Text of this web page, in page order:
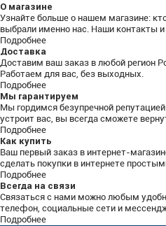
О магазине
Узнайте больше о нашем магазине:
выбрали именно нас. Наши контакты
Подробнее
Доставка
Доставим ваш заказ в любой регион
Работаем для вас, без выходных.
Подробнее
Мы гарантируем
Мы гордимся безупречной
устроит вас, вы всегда сможете
Подробнее
Как купить
Ваш первый заказ в интернет-
сделать покупки в интернете
Подробнее
Всегда на связи
Связаться с нами можно любым
телефон, социальные сети и
Подробнее